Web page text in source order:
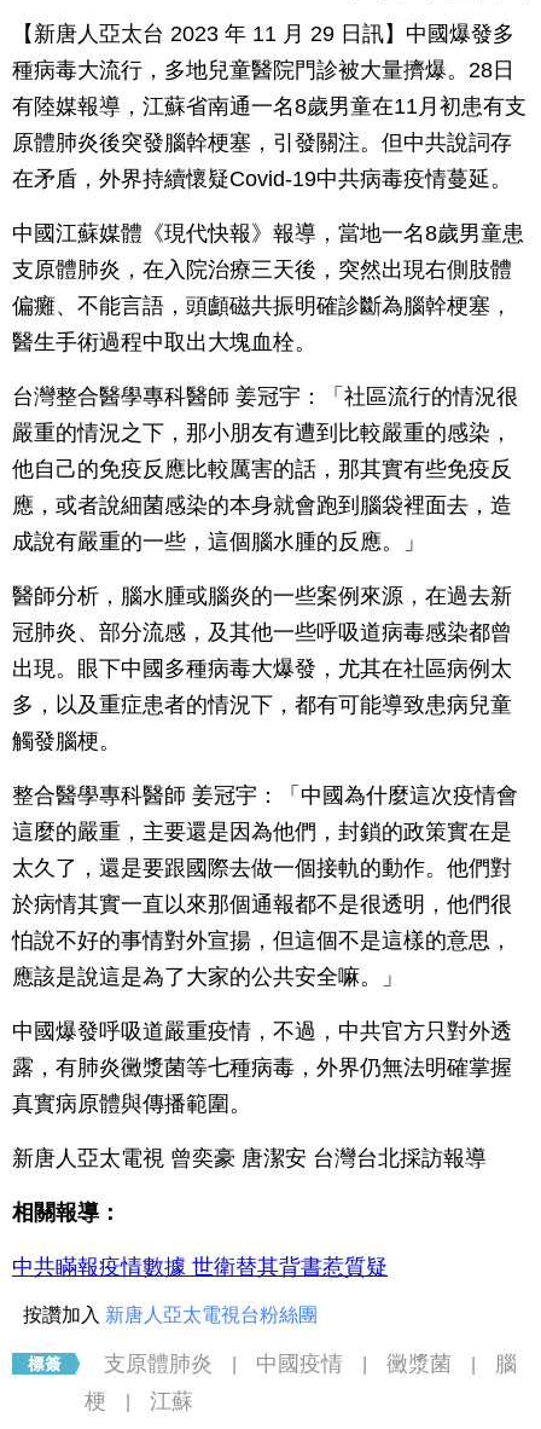
【新唐人亞太台 2023 年 11 月 29 日訊】中國爆發多
種病毒大流行，多地兒童醫院門診被大量擠爆。28日
有陸媒報導，江蘇省南通一名8歲男童在11月初患有支
原體肺炎後突發腦幹梗塞，引發關注。但中共說詞存
在矛盾，外界持續懷疑Covid-19中共病毒疫情蔓延。
中國江蘇媒體《現代快報》報導，當地一名8歲男童患
支原體肺炎，在入院治療三天後，突然出現右側肢體
偏癱、不能言語，頭顱磁共振明確診斷為腦幹梗塞，
醫生手術過程中取出大塊血栓。
台灣整合醫學專科醫師 姜冠宇：「社區流行的情況很
嚴重的情況之下，那小朋友有遭到比較嚴重的感染，
他自己的免疫反應比較厲害的話，那其實有些免疫反
應，或者說細菌感染的本身就會跑到腦袋裡面去，造
成說有嚴重的一些，這個腦水腫的反應。」
醫師分析，腦水腫或腦炎的一些案例來源，在過去新
冠肺炎、部分流感，及其他一些呼吸道病毒感染都曾
出現。眼下中國多種病毒大爆發，尤其在社區病例太
多，以及重症患者的情況下，都有可能導致患病兒童
觸發腦梗。
整合醫學專科醫師 姜冠宇：「中國為什麼這次疫情會
這麼的嚴重，主要還是因為他們，封鎖的政策實在是
太久了，還是要跟國際去做一個接軌的動作。他們對
於病情其實一直以來那個通報都不是很透明，他們很
怕說不好的事情對外宣揚，但這個不是這樣的意思，
應該是說這是為了大家的公共安全嘛。」
中國爆發呼吸道嚴重疫情，不過，中共官方只對外透
露，有肺炎黴漿菌等七種病毒，外界仍無法明確掌握
真實病原體與傳播範圍。
新唐人亞太電視 曾奕豪 唐潔安 台灣台北採訪報導
相關報導：
中共瞞報疫情數據 世衛替其背書惹質疑
按讚加入 新唐人亞太電視台粉絲團
支原體肺炎 中國疫情 黴漿菌
腦
梗
江蘇